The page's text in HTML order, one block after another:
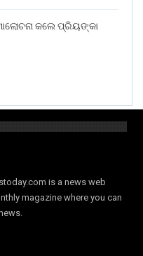
କଲେ ପ୍ରିୟଙ୍କା
is a news web
magazine where you can